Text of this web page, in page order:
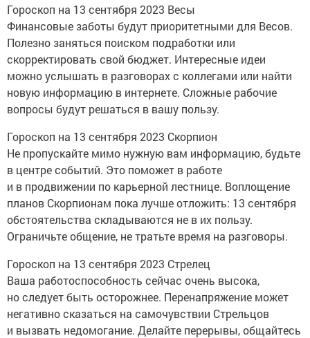
Гороскоп на 13 сентября 2023 Весы
Финансовые заботы будут приоритетными для Весов.
Полезно заняться поиском подработки или
скорректировать свой бюджет. Интересные идеи
можно услышать в разговорах с коллегами или найти
новую информацию в интернете. Сложные рабочие
вопросы будут решаться в вашу пользу.
Гороскоп на 13 сентября 2023 Скорпион
Не пропускайте мимо нужную вам информацию, будьте
в центре событий. Это поможет в работе
и в продвижении по карьерной лестнице. Воплощение
планов Скорпионам пока лучше отложить: 13 сентября
обстоятельства складываются не в их пользу.
Ограничьте общение, не тратьте время на разговоры.
Гороскоп на 13 сентября 2023 Стрелец
Ваша работоспособность сейчас очень высока,
но следует быть осторожнее. Перенапряжение может
негативно сказаться на самочувствии Стрельцов
и вызвать недомогание. Делайте перерывы, общайтесь